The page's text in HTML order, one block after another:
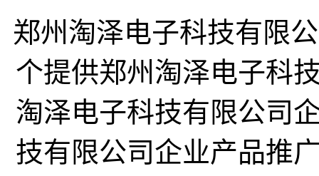
郑州淘泽电子科技有限
个提供郑州淘泽电子科
淘泽电子科技有限公司
技有限公司企业产品推